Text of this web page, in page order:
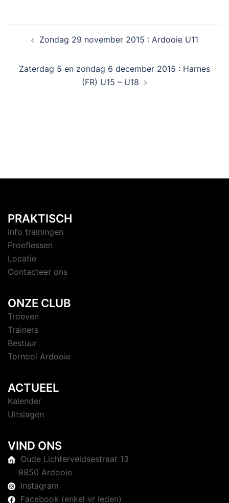
Zondag 29 november 2015 : Ardooie U11
Zaterdag 5 en zondag 6 december 2015 : Harnes
(FR) U15 – U18
PRAKTISCH
Info trainingen
Proeflessen
Locatie
Contacteer ons
ONZE CLUB
Troeven
Trainers
Bestuur
Tornooi Ardooie
ACTUEEL
Kalender
Uitslagen
VIND ONS
Oude Lichterveldsestraat 13
8850 Ardooie
Instagram
Facebook (enkel vr leden)